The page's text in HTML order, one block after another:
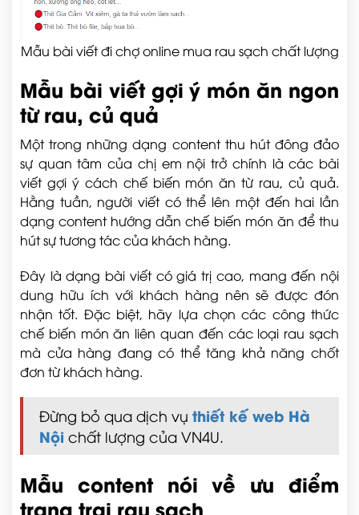
Mẫu bài viết đi chợ online mua rau sạch chất lượng
Mẫu bài viết gợi ý món ăn ngon
từ rau, củ quả
Một trong những dạng content thu hút đông đảo
sự quan tâm của chị em nội trở chính là các bài
viết gợi ý cách chế biến món ăn từ rau, củ quả.
Hằng tuần, người viết có thể lên một đến hai lần
dạng content hướng dẫn chế biến món ăn để thu
hút sự tương tác của khách hàng.
Đây là dạng bài viết có giá trị cao, mang đến nội
dung hữu ích với khách hàng nên sẽ được đón
nhận tốt. Đặc biệt, hãy lựa chọn các công thức
chế biến món ăn liên quan đến các loại rau sạch
mà cửa hàng đang có thể tăng khả năng chốt
đơn từ khách hàng.
Đừng bỏ qua dịch vụ thiết kế web Hà
Nội chất lượng của VN4U.
Mẫu content nói về ưu điểm
trang trại rau sạch